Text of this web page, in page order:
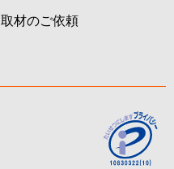
取材のご依頼